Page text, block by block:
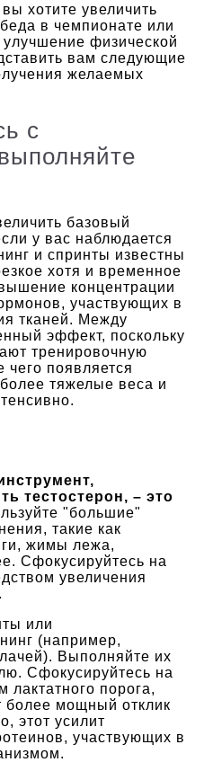
хотите увеличить
в чемпионате или
физической
вам следующие
желаемых
с
базовый
у вас наблюдается
и спринты известны
хотя и временное
концентрации
участвующих в
тканей. Между
эффект, поскольку
тренировочную
чего появляется
тяжелые веса и
тестостерон, – это
"большие"
такие как
жимы лежа,
Сфокусируйтесь на
увеличения
или
(например,
Выполняйте их
Сфокусируйтесь на
порога,
более мощный отклик
этот усилит
участвующих в